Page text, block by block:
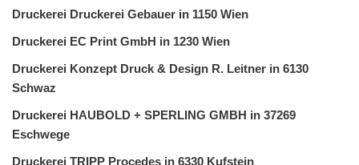
Druckerei Druckerei Gebauer in 1150 Wien
Druckerei EC Print GmbH in 1230 Wien
Druckerei Konzept Druck & Design R. Leitner in 6130
Schwaz
Druckerei HAUBOLD + SPERLING GMBH in 37269
Eschwege
Druckerei TRIPP Procedes in 6330 Kufstein